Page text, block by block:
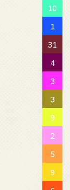
10
1
31
4
3
3
9
2
5
9